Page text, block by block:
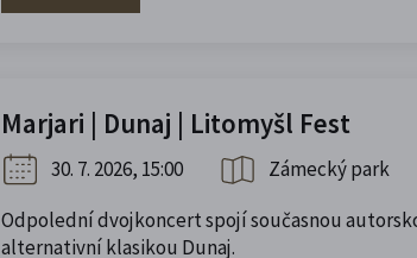
Marjari | Dunaj | Litomyšl Fest
30. 7. 2026, 15:00
Zámecký park
Odpolední dvojkoncert spojí současnou
alternativní klasikou Dunaj.